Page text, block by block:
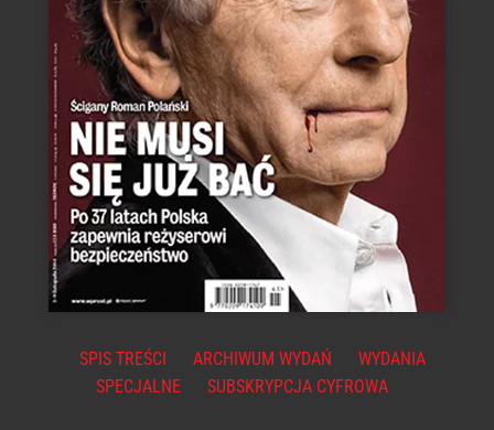
SPIS TREŚCI ARCHIWUM WYDAŃ
WYDANIA
SPECJALNE
SUBSKRYPCJA CYFROWA